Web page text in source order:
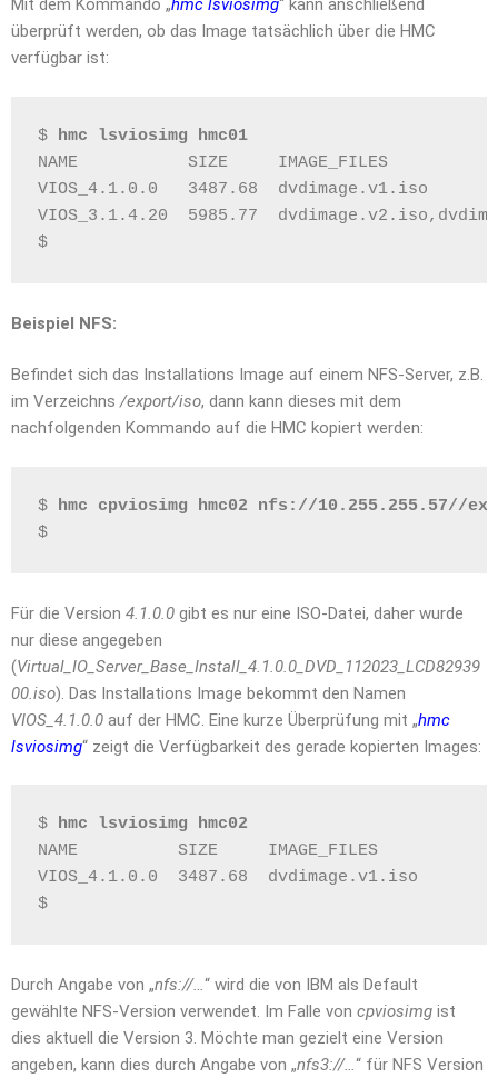
Mit dem Kommando „hmc lsviosimg“ kann anschließend
überprüft werden, ob das Image tatsächlich über die HMC
verfügbar ist:
$ hmc lsviosimg hmc01
NAME           SIZE     IMAGE_FILES
VIOS_4.1.0.0   3487.68  dvdimage.v1.iso
VIOS_3.1.4.20  5985.77
$
Beispiel NFS:
Befindet sich das Installations Image auf einem NFS-Server, z.B.
im Verzeichns/export/iso, dann kann dieses mit dem
nachfolgenden Kommando auf die HMC kopiert werden:
$ hmc cpviosimg hmc02 nfs://10.255.255.57//
$
Für die Version 4.1.0.0 gibt es nur eine ISO-Datei, daher wurde
nur diese angegeben
(Virtual_IO_Server_Base_Install_4.1.0.0_DVD_112023_LCD82939
00.iso). Das Installations Image bekommt den Namen
VIOS_4.1.0.0 auf der HMC. Eine kurze Überprüfung mit „hmc
lsviosimg“ zeigt die Verfügbarkeit des gerade kopierten Images:
$ hmc lsviosimg hmc02
NAME          SIZE     IMAGE_FILES
VIOS_4.1.0.0  3487.68  dvdimage.v1.iso
$
Durch Angabe von „nfs://…“ wird die von IBM als Default
gewählte NFS-Version verwendet. Im Falle von cpviosimg ist
dies aktuell die Version 3. Möchte man gezielt eine Version
angeben, kann dies durch Angabe von „nfs3://…“ für NFS Version